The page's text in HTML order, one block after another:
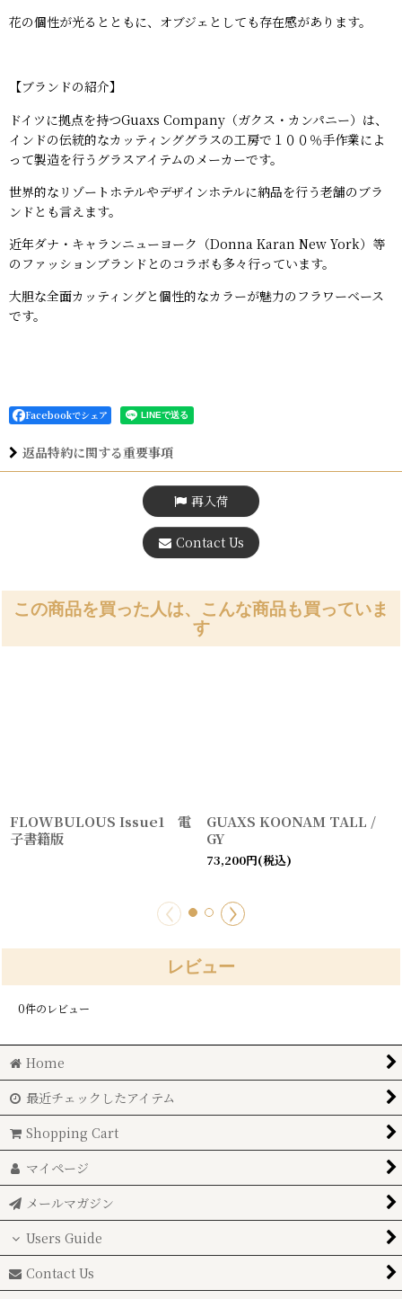
花の個性が光るとともに、オブジェとしても存在感があります。
【ブランドの紹介】
ドイツに拠点を持つGuaxs Company（ガクス・カンパニー）は、
インドの伝統的なカッティンググラスの工房で１００％手作業によ
って製造を行うグラスアイテムのメーカーです。
世界的なリゾートホテルやデザインホテルに納品を行う老舗のブラ
ンドとも言えます。
近年ダナ・キャランニューヨーク（Donna Karan New York）等
のファッションブランドとのコラボも多々行っています。
大胆な全面カッティングと個性的なカラーが魅力のフラワーベース
です。
Facebookでシェア
返品特約に関する重要事項
再入荷
Contact Us
この商品を買った人は、こんな商品も買っていま
す
FLOWBULOUS Issue1 電
子書籍版
GUAXS KOONAM TALL /
GY
73,200円(税込)
レビュー
0件のレビュー
Home
最近チェックしたアイテム
Shopping Cart
マイページ
メールマガジン
Users Guide
Contact Us